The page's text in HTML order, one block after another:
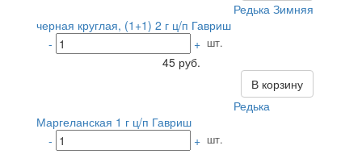
Редька Зимняя
черная круглая, (1+1) 2 г ц/п Гавриш
-
+ шт.
45 руб.
В корзину
Редька
Маргеланская 1 г ц/п Гавриш
-
+ шт.